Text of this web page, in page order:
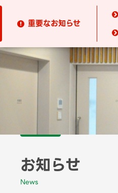
 重要なお知らせ


お知らせ
News